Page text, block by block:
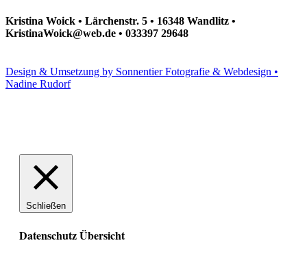
Kristina Woick • Lärchenstr. 5 • 16348 Wandlitz •
KristinaWoick@web.de • 033397 29648
Design & Umsetzung by Sonnentier Fotografie & Webdesign •
Nadine Rudorf
Schließen
Datenschutz Übersicht